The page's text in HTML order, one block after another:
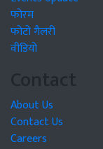
फोरम
फोटो गैलरी
वीडियो
Contact
About Us
Contact Us
Careers